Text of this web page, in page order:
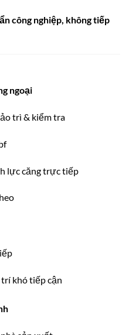
công nghiệp, không tiếp
ngoại
trì & kiểm tra
lực căng trực tiếp
khó tiếp cận